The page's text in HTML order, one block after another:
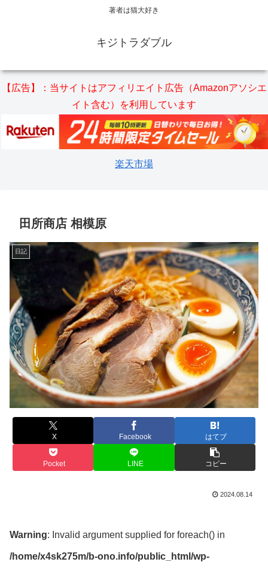
著者は猫大好き
キジトラダブル
【広告】：当サイトはアフィリエイト広告（Amazonアソシエ
イト含む）を利用しています
楽天市場
田所商店 相模原
日記
X Facebook はてブ
Pocket LINE コピー
2024.08.14
Warning: Invalid argument supplied for foreach() in
/home/x4sk275m/b-ono.info/public_html/wp-